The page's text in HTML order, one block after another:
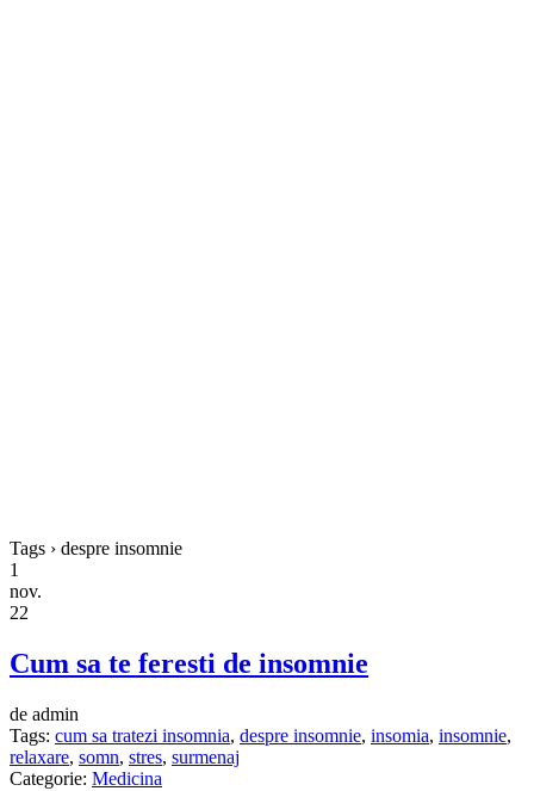
Tags › despre insomnie
1
nov.
22
Cum sa te feresti de insomnie
de admin
Tags: cum sa tratezi insomnia, despre insomnie, insomia, insomnie,
relaxare, somn, stres, surmenaj
Categorie: Medicina